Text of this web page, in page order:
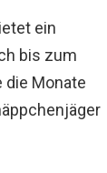
ein
bis zum
die Monate